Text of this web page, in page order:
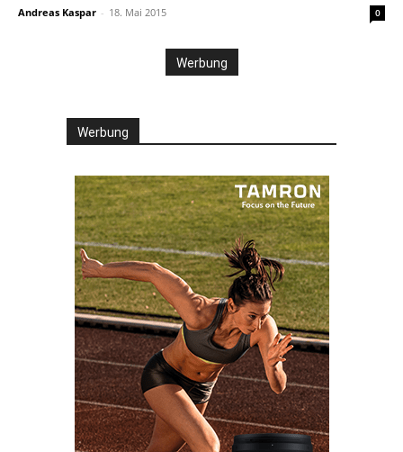
Andreas Kaspar - 18. Mai 2015 0
Werbung
Werbung